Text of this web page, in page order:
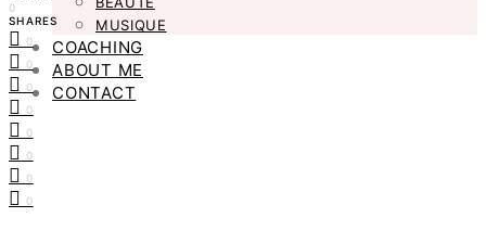
MUSIQUE
COACHING
ABOUT ME
CONTACT
0
SHARES
0
0
0
0
0
0
0
0